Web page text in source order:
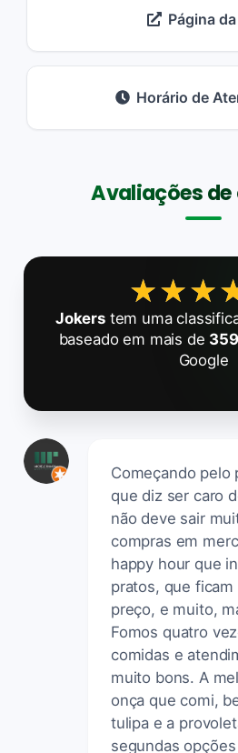
Página
Horário de
Avaliações
Jokerstem uma
baseado em mais de
Google
Começando pelo
que diz ser caro
não deve sair
compras em
happy hour que
pratos, que
preço, e muito,
Fomos quatro
comidas e
muito bons. A
onça que comi,
tulipa e a
segundas